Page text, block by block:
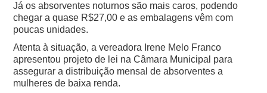
Já os absorventes noturnos são mais caros, podendo
chegar a quase R$27,00 e as embalagens vêm com
poucas unidades.
Atenta à situação, a vereadora Irene Melo Franco
apresentou projeto de lei na Câmara Municipal para
assegurar a distribuição mensal de absorventes a
mulheres de baixa renda.